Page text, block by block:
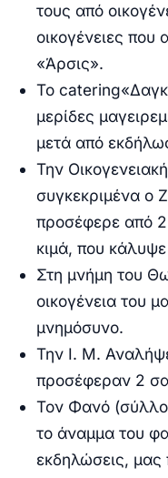
τους από
οικογένειες που
«Άρσις».
Το catering
μερίδες
μετά από
Την
συγκεκριμένα ο
προσέφερε από
κιμά, που
Στη μνήμη του
οικογένεια του
μνημόσυνο.
Την Ι. Μ.
προσέφεραν 2
Τον Φανό
το άναμμα του
εκδηλώσεις, μας